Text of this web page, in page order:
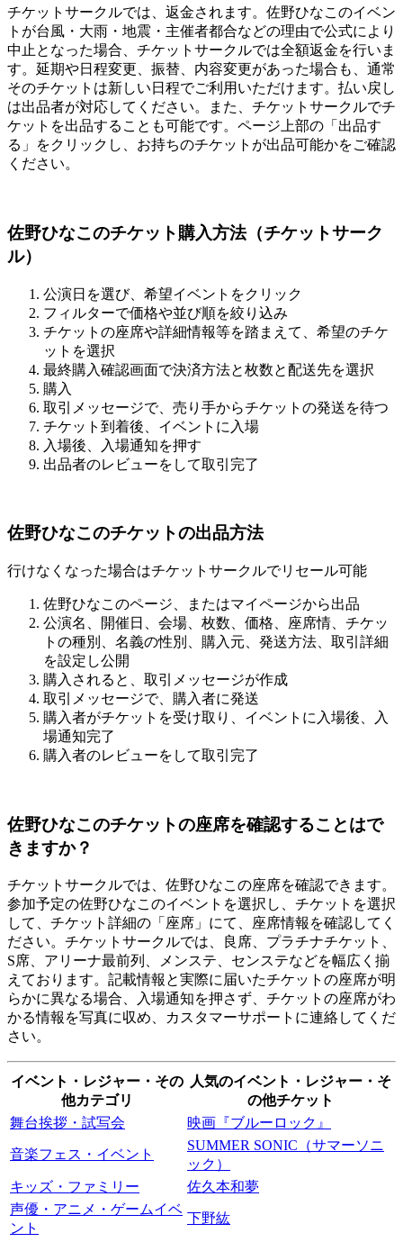
チケットサークルでは、返金されます。佐野ひなこのイベン
トが台風・大雨・地震・主催者都合などの理由で公式により
中止となった場合、チケットサークルでは全額返金を行いま
す。延期や日程変更、振替、内容変更があった場合も、通常
そのチケットは新しい日程でご利用いただけます。払い戻し
は出品者が対応してください。また、チケットサークルでチ
ケットを出品することも可能です。ページ上部の「出品す
る」をクリックし、お持ちのチケットが出品可能かをご確認
ください。
佐野ひなこのチケット購入方法（チケットサーク
ル）
公演日を選び、希望イベントをクリック
フィルターで価格や並び順を絞り込み
チケットの座席や詳細情報等を踏まえて、希望のチケ
ットを選択
最終購入確認画面で決済方法と枚数と配送先を選択
購入
取引メッセージで、売り手からチケットの発送を待つ
チケット到着後、イベントに入場
入場後、入場通知を押す
出品者のレビューをして取引完了
佐野ひなこのチケットの出品方法
行けなくなった場合はチケットサークルでリセール可能
佐野ひなこのページ、またはマイページから出品
公演名、開催日、会場、枚数、価格、座席情、チケッ
トの種別、名義の性別、購入元、発送方法、取引詳細
を設定し公開
購入されると、取引メッセージが作成
取引メッセージで、購入者に発送
購入者がチケットを受け取り、イベントに入場後、入
場通知完了
購入者のレビューをして取引完了
佐野ひなこのチケットの座席を確認することはで
きますか？
チケットサークルでは、佐野ひなこの座席を確認できます。
参加予定の佐野ひなこのイベントを選択し、チケットを選択
して、チケット詳細の「座席」にて、座席情報を確認してく
ださい。チケットサークルでは、良席、プラチナチケット、
S席、アリーナ最前列、メンステ、センステなどを幅広く揃
えております。記載情報と実際に届いたチケットの座席が明
らかに異なる場合、入場通知を押さず、チケットの座席がわ
かる情報を写真に収め、カスタマーサポートに連絡してくだ
さい。
イベント・レジャー・その
他カテゴリ
人気のイベント・レジャー・そ
の他チケット
舞台挨拶・試写会
映画『ブルーロック』
音楽フェス・イベント
SUMMER SONIC（サマーソニ
ック）
キッズ・ファミリー
佐久本和夢
声優・アニメ・ゲームイベ
ント
下野紘